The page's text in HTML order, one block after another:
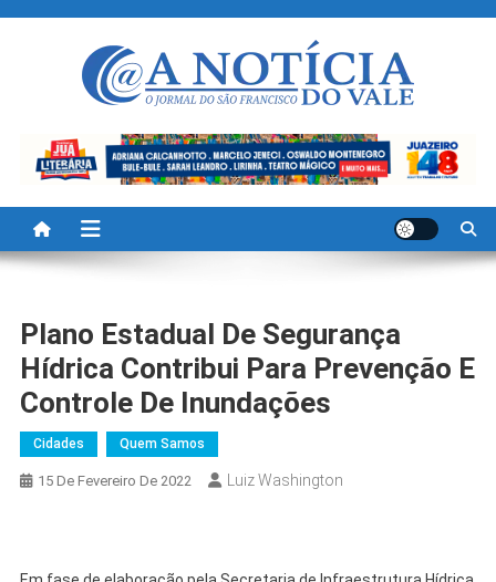
A Noticia Do Vale
Plano Estadual De Segurança
Hídrica Contribui Para Prevenção E
Controle De Inundações
Cidades Quem Samos
15 De Fevereiro De 2022 Luiz Washington